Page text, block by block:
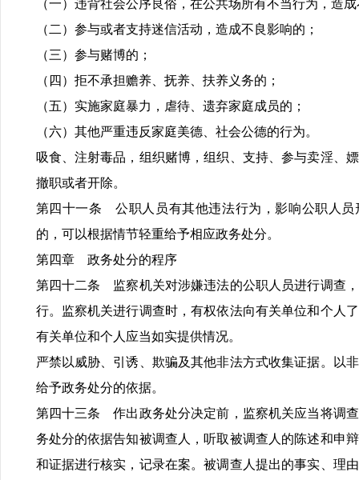
（一）违背社会公序良俗，在公共场所有不当行为，造
（二）参与或者支持迷信活动，造成不良影响的；
（三）参与赌博的；
（四）拒不承担赡养、抚养、扶养义务的；
（五）实施家庭暴力，虐待、遗弃家庭成员的；
（六）其他严重违反家庭美德、社会公德的行为。
吸食、注射毒品，组织赌博，组织、支持、参与卖淫、
撤职或者开除。
第四十一条 公职人员有其他违法行为，影响公职人员
的，可以根据情节轻重给予相应政务处分。
第四章 政务处分的程序
第四十二条 监察机关对涉嫌违法的公职人员进行调查
行。监察机关进行调查时，有权依法向有关单位和个人
有关单位和个人应当如实提供情况。
严禁以威胁、引诱、欺骗及其他非法方式收集证据。以
给予政务处分的依据。
第四十三条 作出政务处分决定前，监察机关应当将调
务处分的依据告知被调查人，听取被调查人的陈述和申
和证据进行核实，记录在案。被调查人提出的事实、理